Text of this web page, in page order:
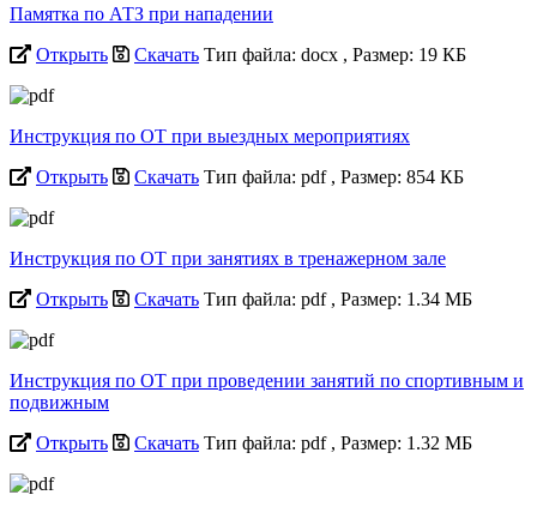
Памятка по АТЗ при нападении
Открыть
Скачать Тип файла: docx , Размер: 19 КБ
Инструкция по ОТ при выездных мероприятиях
Открыть
Скачать Тип файла: pdf , Размер: 854 КБ
Инструкция по ОТ при занятиях в тренажерном зале
Открыть
Скачать Тип файла: pdf , Размер: 1.34 МБ
Инструкция по ОТ при проведении занятий по спортивным и
подвижным
Открыть
Скачать Тип файла: pdf , Размер: 1.32 МБ